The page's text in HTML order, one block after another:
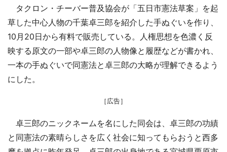
タクロン・チーバー普及協会が「五日市憲法草案」を起
草した中心人物の千葉卓三郎を紹介した手ぬぐいを作り、
10月20日から有料で販売している。人権思想を色濃く反
映する原文の一部や卓三郎の人物像と履歴などが書かれ、
一本の手ぬぐいで同憲法と卓三郎の大略が理解できるよう
にした。
［広告］
卓三郎のニックネームを名にした同会は、卓三郎の功績
と同憲法の素晴らしさを広く社会に知ってもらおうと西多